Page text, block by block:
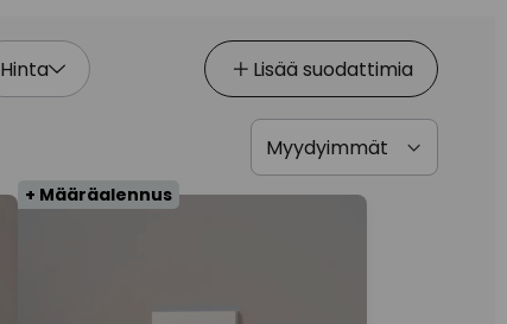
Hinta Lisää suodattimia
+ Määräalennus